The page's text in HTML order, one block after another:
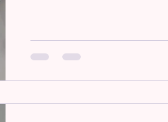
します🙇🙌 次回のレッス
お待ちしております🙌 🔸
軽にDMまたは、